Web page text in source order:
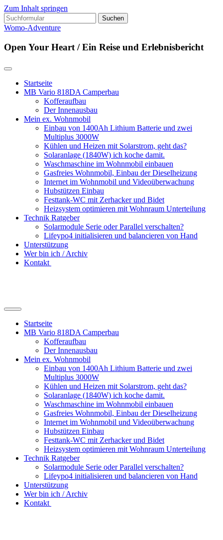
Zum Inhalt springen
Suchen
nach:
Womo-Adventure
Open Your Heart / Ein Reise und Erlebnisbericht
Startseite
MB Vario 818DA Camperbau
Kofferaufbau
Der Innenausbau
Mein ex. Wohnmobil
Einbau von 1400Ah Lithium Batterie und zwei
Multiplus 3000W
Kühlen und Heizen mit Solarstrom, geht das?
Solaranlage (1840W) ich koche damit.
Waschmaschine im Wohnmobil einbauen
Gasfreies Wohnmobil, Einbau der Dieselheizung
Internet im Wohnmobil und Videoüberwachung
Hubstützen Einbau
Festtank-WC mit Zerhacker und Bidet
Heizsystem optimieren mit Wohnraum Unterteilung
Technik Ratgeber
Solarmodule Serie oder Parallel verschalten?
Lifeypo4 initialisieren und balancieren von Hand
Unterstützung
Wer bin ich / Archiv
Kontakt
Suchfeld
ein-/ausblenden
Startseite
MB Vario 818DA Camperbau
Kofferaufbau
Der Innenausbau
Mein ex. Wohnmobil
Einbau von 1400Ah Lithium Batterie und zwei
Multiplus 3000W
Kühlen und Heizen mit Solarstrom, geht das?
Solaranlage (1840W) ich koche damit.
Waschmaschine im Wohnmobil einbauen
Gasfreies Wohnmobil, Einbau der Dieselheizung
Internet im Wohnmobil und Videoüberwachung
Hubstützen Einbau
Festtank-WC mit Zerhacker und Bidet
Heizsystem optimieren mit Wohnraum Unterteilung
Technik Ratgeber
Solarmodule Serie oder Parallel verschalten?
Lifeypo4 initialisieren und balancieren von Hand
Unterstützung
Wer bin ich / Archiv
Kontakt